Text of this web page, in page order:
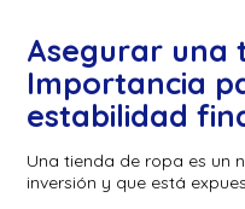
Asegurar una
Importancia
estabilidad
Una tienda de ropa es un
inversión y que está